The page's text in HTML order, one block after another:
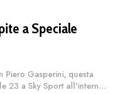
a Speciale
Piero Gasperini, questa
23 a Sky Sport all'interno